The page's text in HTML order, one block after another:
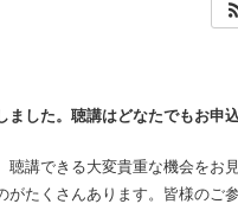
した。聴講はどなたでもお申
講できる大変貴重な機会をお
たくさんあります。皆様のご